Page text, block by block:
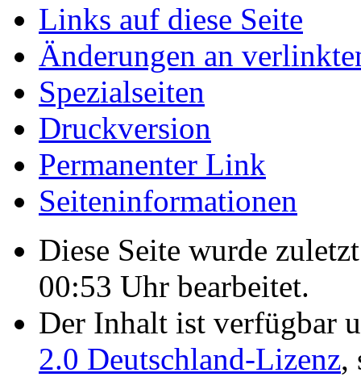
Links auf diese Seite
Änderungen an
Spezialseiten
Druckversion
Permanenter Link
Seiten­­informationen
Diese Seite wurde
00:53 Uhr bearbeitet.
Der Inhalt ist verfügbar
2.0 Deutschland-Lizenz,